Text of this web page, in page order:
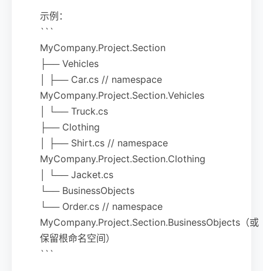
示例：
```
MyCompany.Project.Section
├── Vehicles
│ ├── Car.cs // namespace
MyCompany.Project.Section.Vehicles
│ └── Truck.cs
├── Clothing
│ ├── Shirt.cs // namespace
MyCompany.Project.Section.Clothing
│ └── Jacket.cs
└── BusinessObjects
└── Order.cs // namespace
MyCompany.Project.Section.BusinessObjects（或
保留根命名空间）
```